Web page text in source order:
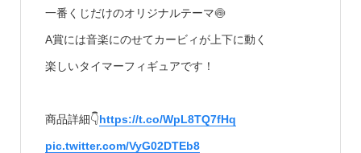
一番くじだけのオリジナルテーマ🍥
A賞には音楽にのせてカービィが上下に動く
楽しいタイマーフィギュアです！
商品詳細👇https://t.co/WpL8TQ7fHq
pic.twitter.com/VyG02DTEb8